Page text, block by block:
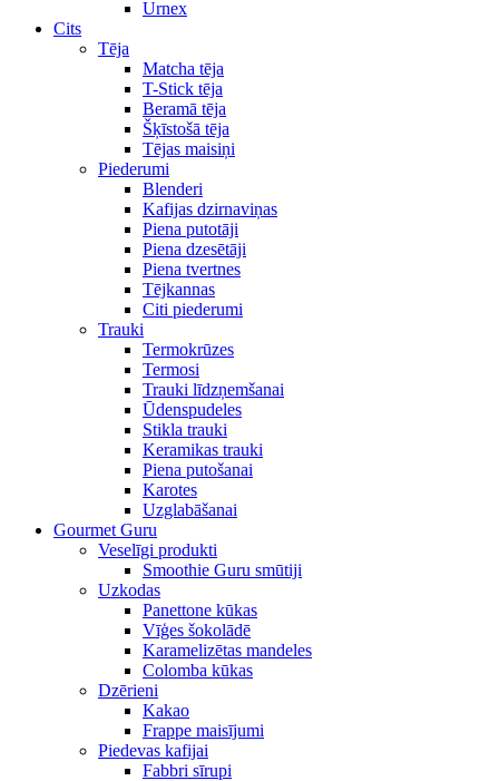
Urnex
Cits
Tēja
Matcha tēja
T-Stick tēja
Beramā tēja
Šķīstošā tēja
Tējas maisiņi
Piederumi
Blenderi
Kafijas dzirnaviņas
Piena putotāji
Piena dzesētāji
Piena tvertnes
Tējkannas
Citi piederumi
Trauki
Termokrūzes
Termosi
Trauki līdzņemšanai
Ūdenspudeles
Stikla trauki
Keramikas trauki
Piena putošanai
Karotes
Uzglabāšanai
Gourmet Guru
Veselīgi produkti
Smoothie Guru smūtiji
Uzkodas
Panettone kūkas
Vīģes šokolādē
Karamelizētas mandeles
Colomba kūkas
Dzērieni
Kakao
Frappe maisījumi
Piedevas kafijai
Fabbri sīrupi